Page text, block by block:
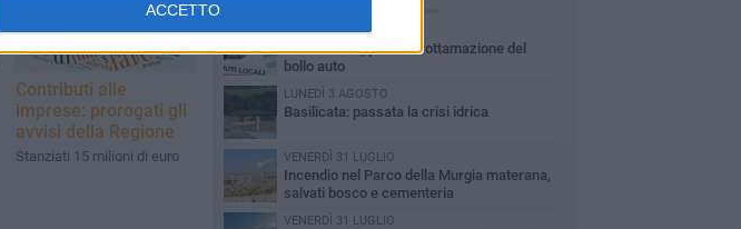
ACCETTO
Contributi alle
imprese: prorogati gli
avvisi della Regione
Stanziati 15 milioni di euro
MARTEDÌ 4 AGOSTO
Basilicata: approvata rottamazione del
bollo auto
LUNEDÌ 3 AGOSTO
Basilicata: passata la crisi idrica
VENERDÌ 31 LUGLIO
Incendio nel Parco della Murgia materana,
salvati bosco e cementeria
VENERDÌ 31 LUGLIO